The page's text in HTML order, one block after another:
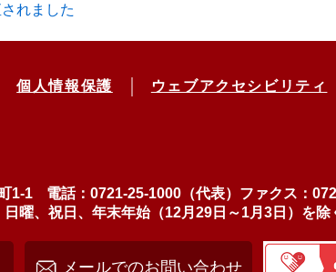
れました
個人情報保護 ウェブアクセシビリティ
1-1
電話：0721-25-1000（代表） ファクス：
曜、祝日、年末年始（12月29日～1月3日）を
メールでのお問い合わせ